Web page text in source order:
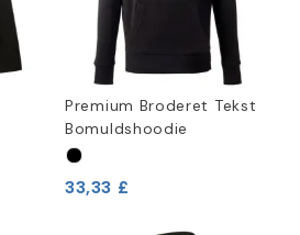
Premium Broderet Tekst
Bomuldshoodie
33,33 £